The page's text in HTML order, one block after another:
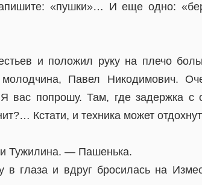
«пушки»… И еще одно:
и положил руку на плечо
Павел Никодимович.
попрошу. Там, где задержка с
Кстати, и техника может
Тужилина. — Пашенька.
в глаза и вдруг бросилась на